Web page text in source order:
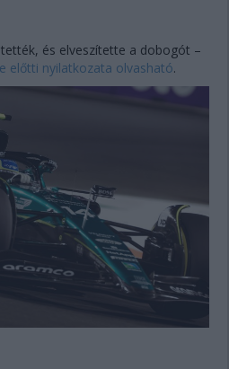
és elveszítette a dobogót –
előtti nyilatkozata olvasható.